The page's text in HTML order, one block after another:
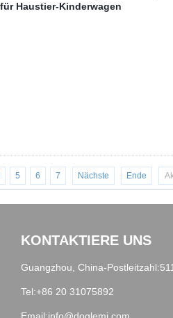
Haustier-Kinderwagen
5 6 7 Nächste Ende
KONTAKTIERE UNS
Guangzhou, China-
Tel:+86 20 31075892